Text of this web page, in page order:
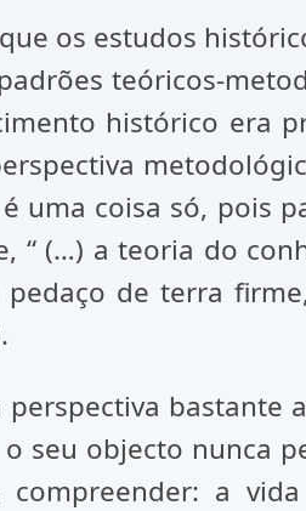
os estudos
teóricos-
histórico era
coisa só, pois
(…) a teoria do
de terra
bastante
seu objecto nunca
a vida